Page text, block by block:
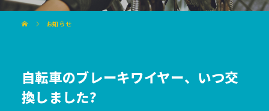
お知らせ
自転車のブレーキワイヤー、いつ交
換しました?